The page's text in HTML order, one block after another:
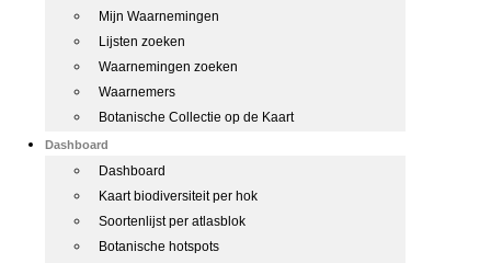
Mijn Waarnemingen
Lijsten zoeken
Waarnemingen zoeken
Waarnemers
Botanische Collectie op de Kaart
Dashboard
Dashboard
Kaart biodiversiteit per hok
Soortenlijst per atlasblok
Botanische hotspots